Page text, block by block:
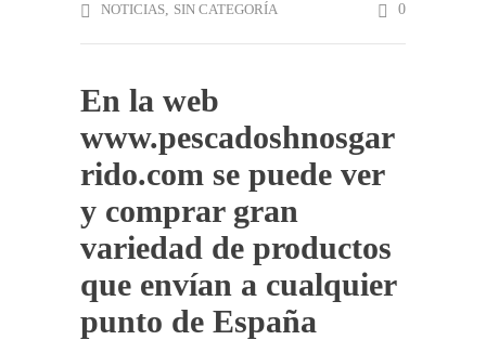
NOTICIAS, SIN CATEGORÍA 0
En la web
www.pescadoshnosgar
rido.com se puede ver
y comprar gran
variedad de productos
que envían a cualquier
punto de España